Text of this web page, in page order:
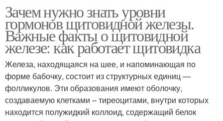
Зачем нужно знать уровни
гормонов щитовидной железы.
Важные факты о щитовидной
железе: как работает щитовидка
Железа, находящаяся на шее, и напоминающая по
форме бабочку, состоит из структурных единиц —
фолликулов. Эти образования имеют оболочку,
создаваемую клетками – тиреоцитами, внутри которых
находится полужидкий коллоид, содержащий белок